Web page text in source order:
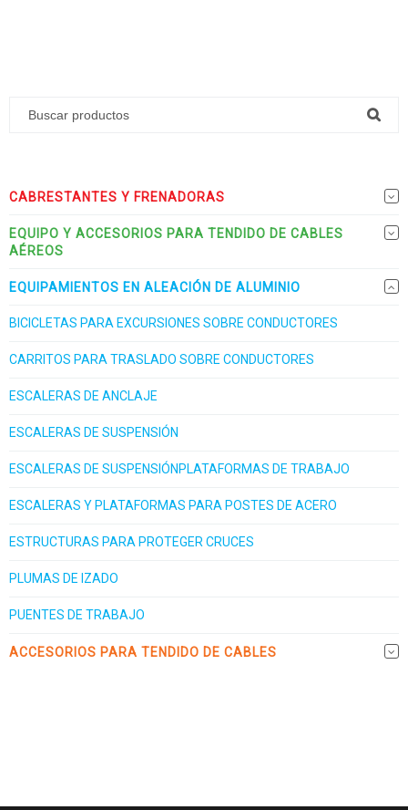
CABRESTANTES Y FRENADORAS
EQUIPO Y ACCESORIOS PARA TENDIDO DE CABLES
AÉREOS
EQUIPAMIENTOS EN ALEACIÓN DE ALUMINIO
BICICLETAS PARA EXCURSIONES SOBRE CONDUCTORES
CARRITOS PARA TRASLADO SOBRE CONDUCTORES
ESCALERAS DE ANCLAJE
ESCALERAS DE SUSPENSIÓN
ESCALERAS DE SUSPENSIÓNPLATAFORMAS DE TRABAJO
ESCALERAS Y PLATAFORMAS PARA POSTES DE ACERO
ESTRUCTURAS PARA PROTEGER CRUCES
PLUMAS DE IZADO
PUENTES DE TRABAJO
ACCESORIOS PARA TENDIDO DE CABLES